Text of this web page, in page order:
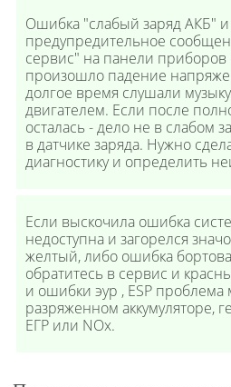
Ошибка "слабый заряд АКБ"
предупредительное
сервис" на панели приборов
произошло падение
долгое время слушали
двигателем. Если после
осталась - дело не в слабом
в датчике заряда. Нужно
диагностику и определить
Если выскочила ошибка
недоступна и загорелся
желтый, либо ошибка
обратитесь в сервис и
и ошибки эур , ESP проблема
разряженном аккумуляторе,
ЕГР или NOx.